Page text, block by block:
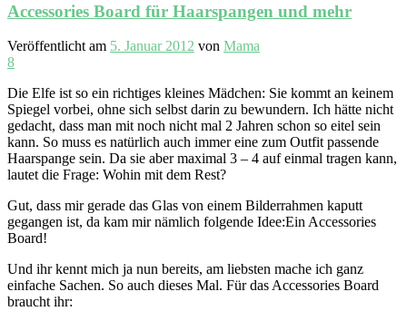
Accessories Board für Haarspangen und mehr
Veröffentlicht am 5. Januar 2012 von Mama
8
Die Elfe ist so ein richtiges kleines Mädchen: Sie kommt an keinem
Spiegel vorbei, ohne sich selbst darin zu bewundern. Ich hätte nicht
gedacht, dass man mit noch nicht mal 2 Jahren schon so eitel sein
kann. So muss es natürlich auch immer eine zum Outfit passende
Haarspange sein. Da sie aber maximal 3 – 4 auf einmal tragen kann,
lautet die Frage: Wohin mit dem Rest?
Gut, dass mir gerade das Glas von einem Bilderrahmen kaputt
gegangen ist, da kam mir nämlich folgende Idee:Ein Accessories
Board!
Und ihr kennt mich ja nun bereits, am liebsten mache ich ganz
einfache Sachen. So auch dieses Mal. Für das Accessories Board
braucht ihr: